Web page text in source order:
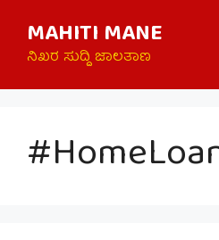
content
MAHITI MANE
ನಿಖರ ಸುದ್ದಿ ಜಾಲತಾಣ